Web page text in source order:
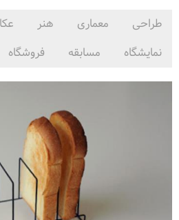
طراحی معماری هنر
نمایشگاه
مسابقه فروشگاه